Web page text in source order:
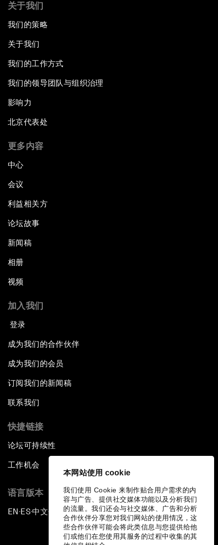
本网站使用 cookie
我们使用 Cookie 来制作贴合用户需求的内
容与广告、提供社交媒体功能以及分析我们
的流量。我们还会与社交媒体、广告和分析
合作伙伴分享您对我们网站的使用情况，这
些合作伙伴可能会将此类信息与您提供给他
们或他们在您使用其服务的过程中收集的其
关于我们
我们的策略
关于我们
我们的工作方式
我们的领导团队与组织治理
影响力
北京代表处
更多内容
中心
会议
利益相关方
论坛故事
新闻稿
相册
视频
加入我们
登录
成为我们的合作伙伴
成为我们的会员
订阅我们的新闻稿
联系我们
快捷链接
论坛可持续性
工作机会
语言版本
EN ▪ ES▪中文▪ 日本語